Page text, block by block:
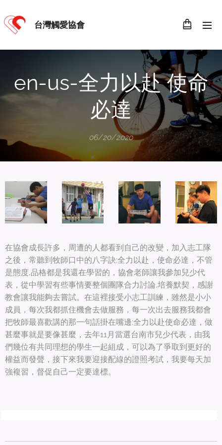
台灣觸愛協會
en-us-全力以赴 使命
必達
06/20/2020
在協會成長許多，周遭的人都看到自己的改變，加入志工隊
之後，常聽到牧師口中的八字訣:全力以赴，使命必達，不管
是態度,品格都是我還在學習的，協會老師讓我參加兒少代
表，從中學習有些事情要整個團隊合力討論,培養默契，感謝
教會讓我能夠去嘗試。在這裡接受小志工訓練，雖然是小小
成員，每次我都抓住機會去做服務，每一次出去服務我都會
把牧師最喜歡講的那一句話掛在嘴邊:全力以赴使命必達，做
甚麼事就是要像甚麼，去年11月當選台南市兒少代表，由我
們幾位有共同理想的學生一起組成，可以為了爭取到更好的
權益而發聲，接下來我要迎接配線的證照考試，我要每天加
強複習，督促自己一定要達標。